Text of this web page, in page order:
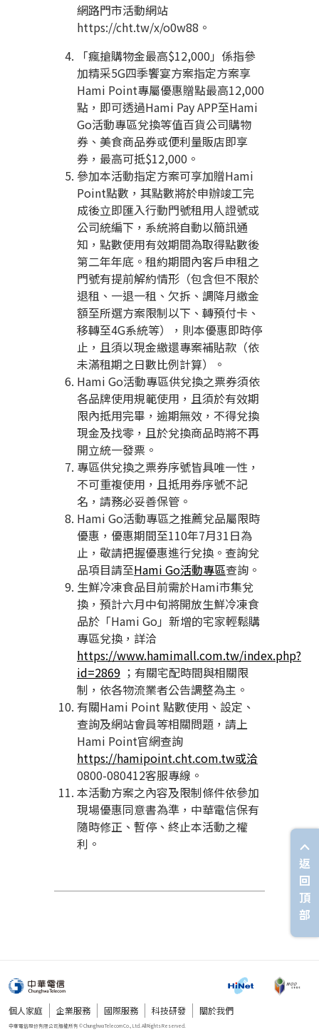
網路門市活動網站
https://cht.tw/x/o0w88。
「瘋搶購物金最高$12,000」係指參
加精采5G四季饗宴方案指定方案享
Hami Point專屬優惠贈點最高12,000
點，即可透過Hami Pay APP至Hami
Go活動專區兌換等值百貨公司購物
券、美食商品券或便利量販店即享
券，最高可抵$12,000。
參加本活動指定方案可享加贈Hami
Point點數，其點數將於申辦竣工完
成後立即匯入行動門號租用人證號或
公司統編下，系統將自動以簡訊通
知，點數使用有效期間為取得點數後
第二年年底。租約期間內客戶申租之
門號有提前解約情形（包含但不限於
退租、一退一租、欠拆、調降月繳金
額至所選方案限制以下、轉預付卡、
移轉至4G系統等），則本優惠即時停
止，且須以現金繳還專案補貼款（依
未滿租期之日數比例計算）。
Hami Go活動專區供兌換之票券須依
各品牌使用規範使用，且須於有效期
限內抵用完畢，逾期無效，不得兌換
現金及找零，且於兌換商品時將不再
開立統一發票。
專區供兌換之票券序號皆具唯一性，
不可重複使用，且抵用券序號不記
名，請務必妥善保管。
Hami Go活動專區之推薦兌品屬限時
優惠，優惠期間至110年7月31日為
止，敬請把握優惠進行兌換。查詢兌
品項目請至Hami Go活動專區查詢。
生鮮冷凍食品目前需於Hami市集兌
換，預計六月中旬將開放生鮮冷凍食
品於「Hami Go」新增的宅家輕鬆購
專區兌換，詳洽
https://www.hamimall.com.tw/index.php?
id=2869 ；有關宅配時間與相關限
制，依各物流業者公告調整為主。
有關Hami Point 點數使用、設定、
查詢及網站會員等相關問題，請上
Hami Point官網查詢
https://hamipoint.cht.com.tw或洽
0800-080412客服專線。
本活動方案之內容及限制條件依參加
現場優惠同意書為準，中華電信保有
隨時修正、暫停、終止本活動之權
利。
個人家庭 企業服務 國際服務 科技研發 關於我們
返
回
頂
部